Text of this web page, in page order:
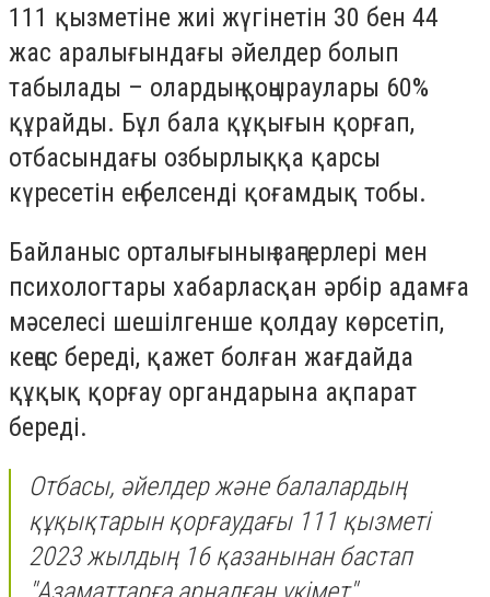
111 қызметіне жиі жүгінетін 30 бен 44
жас аралығындағы әйелдер болып
табылады – олардың қоңыраулары 60%
құрайды. Бұл бала құқығын қорғап,
отбасындағы озбырлыққа қарсы
күресетін ең белсенді қоғамдық тобы.
Байланыс орталығының заңгерлері мен
психологтары хабарласқан әрбір адамға
мәселесі шешілгенше қолдау көрсетіп,
кеңес береді, қажет болған жағдайда
құқық қорғау органдарына ақпарат
береді.
Отбасы, әйелдер және балалардың
құқықтарын қорғаудағы 111 қызметі
2023 жылдың 16 қазанынан бастап